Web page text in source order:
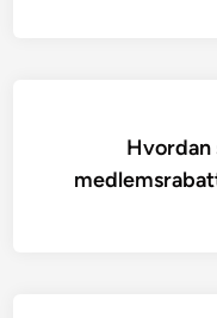
Hvordan